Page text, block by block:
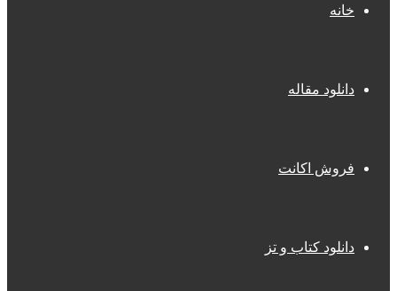
خانه
دانلود مقاله
فروش اکانت
دانلود کتاب و تز